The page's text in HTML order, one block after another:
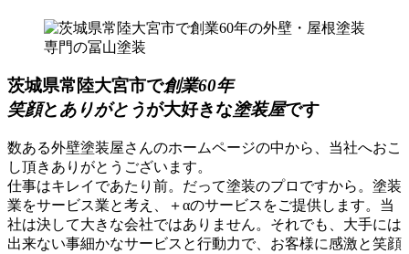
茨城県常陸大宮市で創業60年
笑顔とありがとうが大好きな塗装屋です
数ある外壁塗装屋さんのホームページの中から、当社へおこ
し頂きありがとうございます。
仕事はキレイであたり前。だって塗装のプロですから。塗装
業をサービス業と考え、＋αのサービスをご提供します。当
社は決して大きな会社ではありません。それでも、大手には
出来ない事細かなサービスと行動力で、お客様に感激と笑顔